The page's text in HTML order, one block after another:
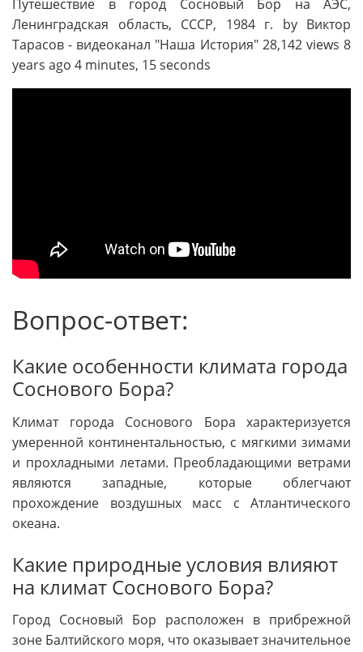
Путешествие в город Сосновый Бор на АЭС,
Ленинградская область, СССР, 1984 г. by Виктор
Тарасов - видеоканал "Наша История" 28,142 views 8
years ago 4 minutes, 15 seconds
Вопрос-ответ:
Какие особенности климата города
Соснового Бора?
Климат города Соснового Бора характеризуется
умеренной континентальностью, с мягкими зимами
и прохладными летами. Преобладающими ветрами
являются западные, которые облегчают
прохождение воздушных масс с Атлантического
океана.
Какие природные условия влияют
на климат Соснового Бора?
Город Сосновый Бор расположен в прибрежной
зоне Балтийского моря, что оказывает значительное